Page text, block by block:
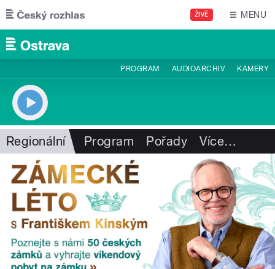
Přejít k hlavnímu obsahu
ŽIVĚ MENU
PROGRAM AUDIOARCHIV KAMERY
Regionální Program Pořady Více…